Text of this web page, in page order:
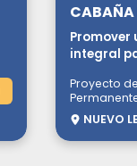
CABAÑA
Promover
integral
vulnerable
Proyecto
NUEVO